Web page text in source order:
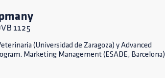
1125
(Universidad de Zaragoza) y Advanced
Marketing Management (ESADE, Barcelona)